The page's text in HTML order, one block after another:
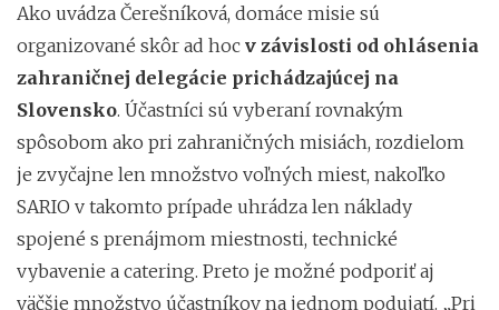
Ako uvádza Čerešníková, domáce misie sú
organizované skôr ad hoc v závislosti od ohlásenia
zahraničnej delegácie prichádzajúcej na
Slovensko. Účastníci sú vyberaní rovnakým
spôsobom ako pri zahraničných misiách, rozdielom
je zvyčajne len množstvo voľných miest, nakoľko
SARIO v takomto prípade uhrádza len náklady
spojené s prenájmom miestnosti, technické
vybavenie a catering. Preto je možné podporiť aj
väčšie množstvo účastníkov na jednom podujatí. „Pri